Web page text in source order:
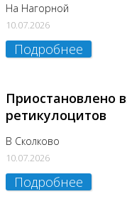
На Нагорной
10.07.2026
Подробнее
Приостановлено
ретикулоцитов
В Сколково
10.07.2026
Подробнее